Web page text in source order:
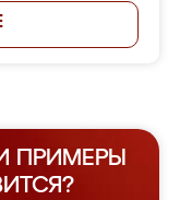
ПРИМЕРЫ